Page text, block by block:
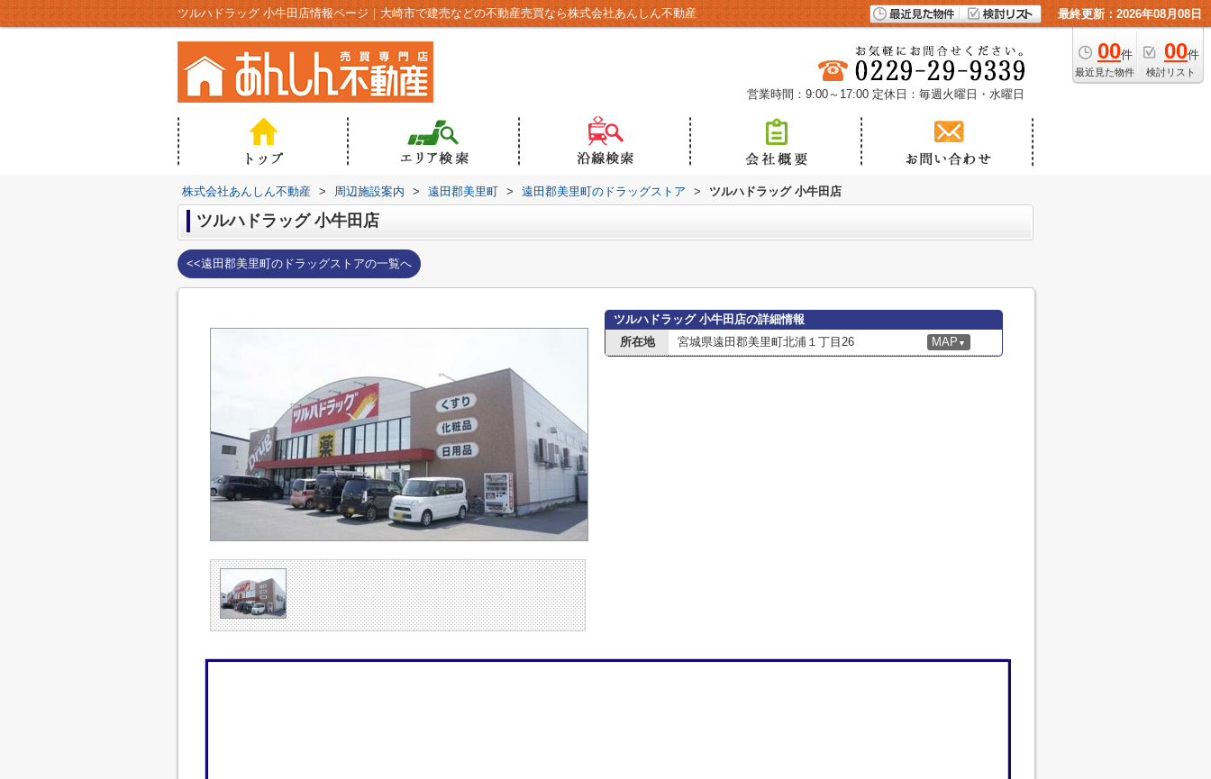
ツルハドラッグ 小牛田店情報ページ｜大崎市で建売などの不動産売買なら株式会社あんしん不動産 最終更新：2026年08月08日
00件
最近見た物件
00件
検討リスト
営業時間：9:00～17:00 定休日：毎週火曜日・水曜日
株式会社あんしん不動産 > 周辺施設案内 > 遠田郡美里町 > 遠田郡美里町のドラッグストア > ツルハドラッグ 小牛田店
ツルハドラッグ 小牛田店
<<遠田郡美里町のドラッグストアの一覧へ
ツルハドラッグ 小牛田店の詳細情報
所在地
宮城県遠田郡美里町北浦１丁目26 MAP ▼